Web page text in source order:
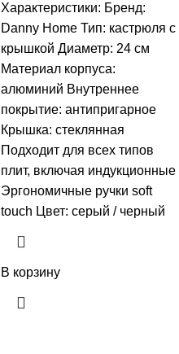
Характеристики: Бренд:
Danny Home Тип: кастрюля с
крышкой Диаметр: 24 см
Материал корпуса:
алюминий Внутреннее
покрытие: антипригарное
Крышка: стеклянная
Подходит для всех типов
плит, включая индукционные
Эргономичные ручки soft
touch Цвет: серый / черный
В корзину